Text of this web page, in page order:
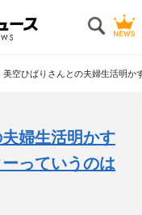
美空ひばりさんとの夫婦生活明
婦生活明かす
っていうのは